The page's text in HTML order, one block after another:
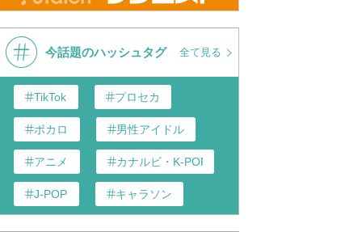
今話題のハッシュタグ 全て見る
TikTok プロセカ
ボカロ 男性アイドル
アニメ カナルビ・K-POP和訳
J-POP キャラソン